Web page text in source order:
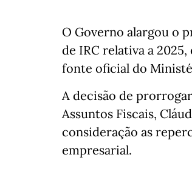
O Governo alargou o
de IRC relativa a
fonte oficial do
A decisão de
Assuntos Fiscais,
consideração as
empresarial.